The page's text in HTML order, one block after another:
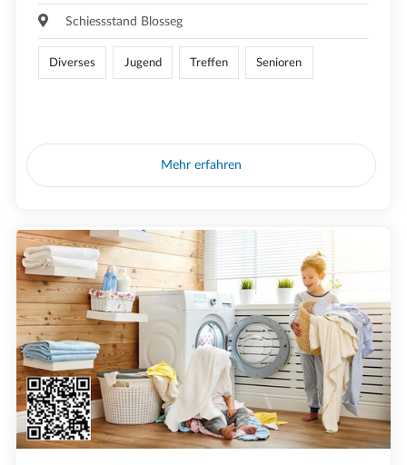
Schiessstand Blosseg
Diverses Jugend Treffen Senioren
Mehr erfahren